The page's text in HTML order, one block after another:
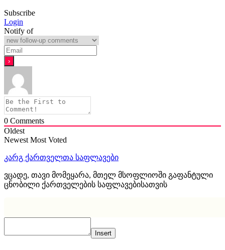
Subscribe
Login
Notify of
0 Comments
Oldest
Newest Most Voted
კარგ ქართველთა საფლავები
ვცადე, თავი მომეყარა, მთელ მსოფლიოში გაფანტული
ცნობილი ქართველების საფლავებისათვის
Insert